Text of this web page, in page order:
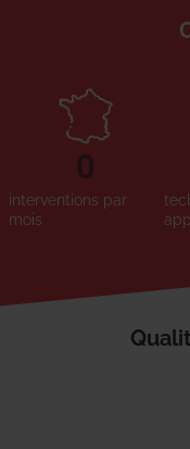
interventions par
mois
0